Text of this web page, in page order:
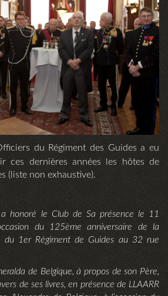
du Régiment des Guides a eu
ces dernières années les hôtes de
(liste non exhaustive).
honoré le Club de Sa présence le 11
du 125ème anniversaire de la
du 1er Régiment de Guides au 32 rue
de Belgique, à propos de son Père,
de ses livres, en présence de LLAARR